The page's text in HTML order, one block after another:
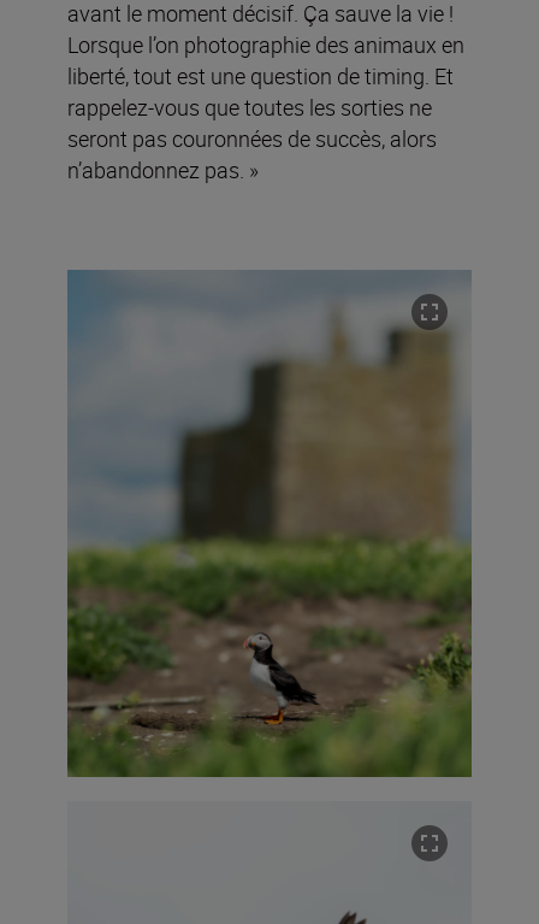
avant le moment décisif. Ça sauve la vie !
Lorsque l’on photographie des animaux en
liberté, tout est une question de timing. Et
rappelez-vous que toutes les sorties ne
seront pas couronnées de succès, alors
n’abandonnez pas. »